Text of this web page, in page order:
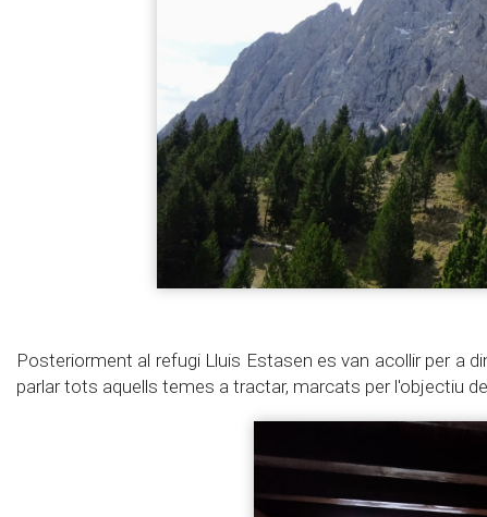
Posteriorment al refugi Lluis Estasen es van acollir per a
parlar tots aquells temes a tractar, marcats per l'objectiu